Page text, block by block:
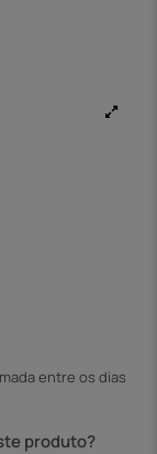
entre os dias
produto?